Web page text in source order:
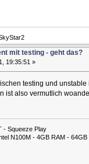
mit testing - geht das?
19:35:51 »
testing und
ist also vermutlich
- Squeeze Play
N100M - 4GB RAM -